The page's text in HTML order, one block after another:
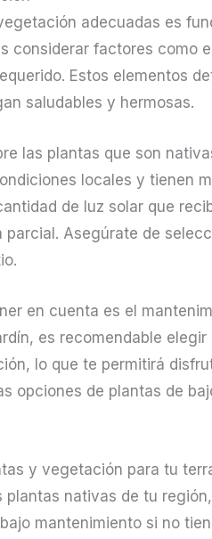
adecuadas es
considerar factores como
Estos elementos
saludables y hermosas.
las plantas que son
locales y tienen
de luz solar que
parcial. Asegúrate de
en cuenta es el
es recomendable
lo que te permitirá
opciones de plantas de
y vegetación para tu
plantas nativas de tu
mantenimiento si no